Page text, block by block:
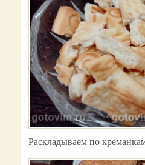
Раскладываем по